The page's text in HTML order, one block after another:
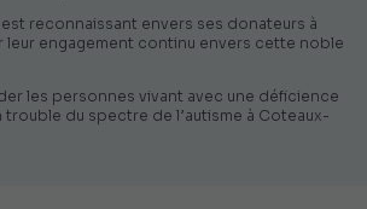
reconnaissant envers ses donateurs à
leur engagement continu envers cette noble
les personnes vivant avec une déficience
du spectre de l’autisme à Coteaux-